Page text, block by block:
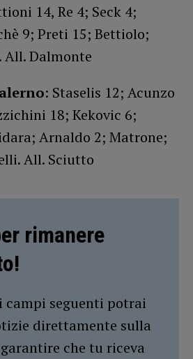
14, Re 4; Seck 4;
9; Preti 15; Bettiolo;
All. Dalmonte
: Staselis 12; Acunzo
18; Kekovic 6;
Arnaldo 2; Matrone;
All. Sciutto
rimanere
campi seguenti potrai
direttamente sulla
che tu riceva